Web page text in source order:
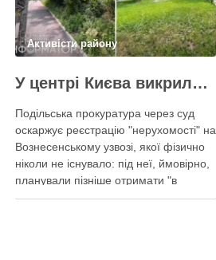
Активісти району
У центрі Києва викрили одну з наймасштабніших туалетних схем з фіктивним будинком
Подільська прокуратура через суд
оскаржує реєстрацію "нерухомості" на
Вознесенському узвозі, якої фізично
ніколи не існувало: під неї, ймовірно,
планували пізніше отримати "в
обслуговування" земельну ділянку